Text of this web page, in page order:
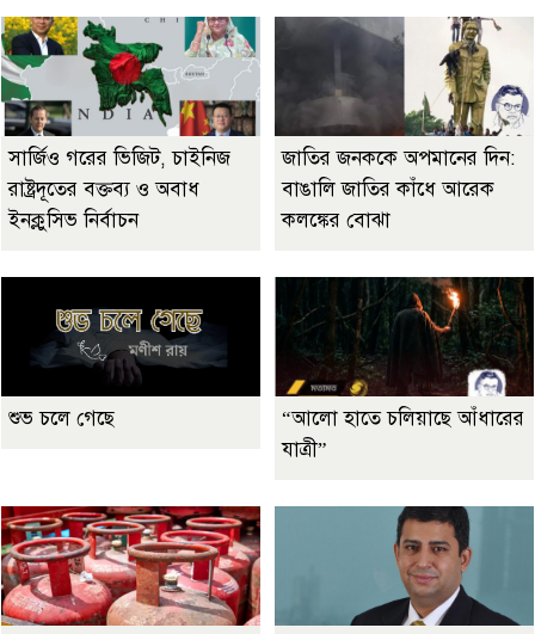
সার্জিও গরের ভিজিট, চাইনিজ
রাষ্ট্রদূতের বক্তব্য ও অবাধ
ইনক্লুসিভ নির্বাচন
জাতির জনককে অপমানের দিন:
বাঙালি জাতির কাঁধে আরেক
কলঙ্কের বোঝা
শুভ চলে গেছে
“আলো হাতে চলিয়াছে আঁধারের
যাত্রী”